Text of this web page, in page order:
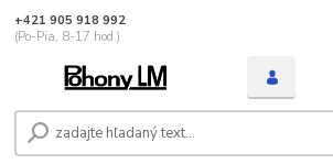
+421 905 918 992
(Po-Pia, 8-17 hod.)